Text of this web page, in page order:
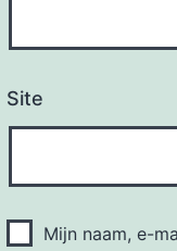
Site
Mijn naam, e-